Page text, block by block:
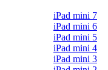
iPad mini 7
iPad mini 6
iPad mini 5
iPad mini 4
iPad mini 3